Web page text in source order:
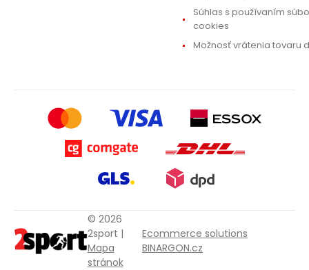
Súhlas s používaním
cookies
Možnosť vrátenia tovaru
© 2026
2sport |
Mapa
stránok
Ecommerce solutions
BINARGON.cz